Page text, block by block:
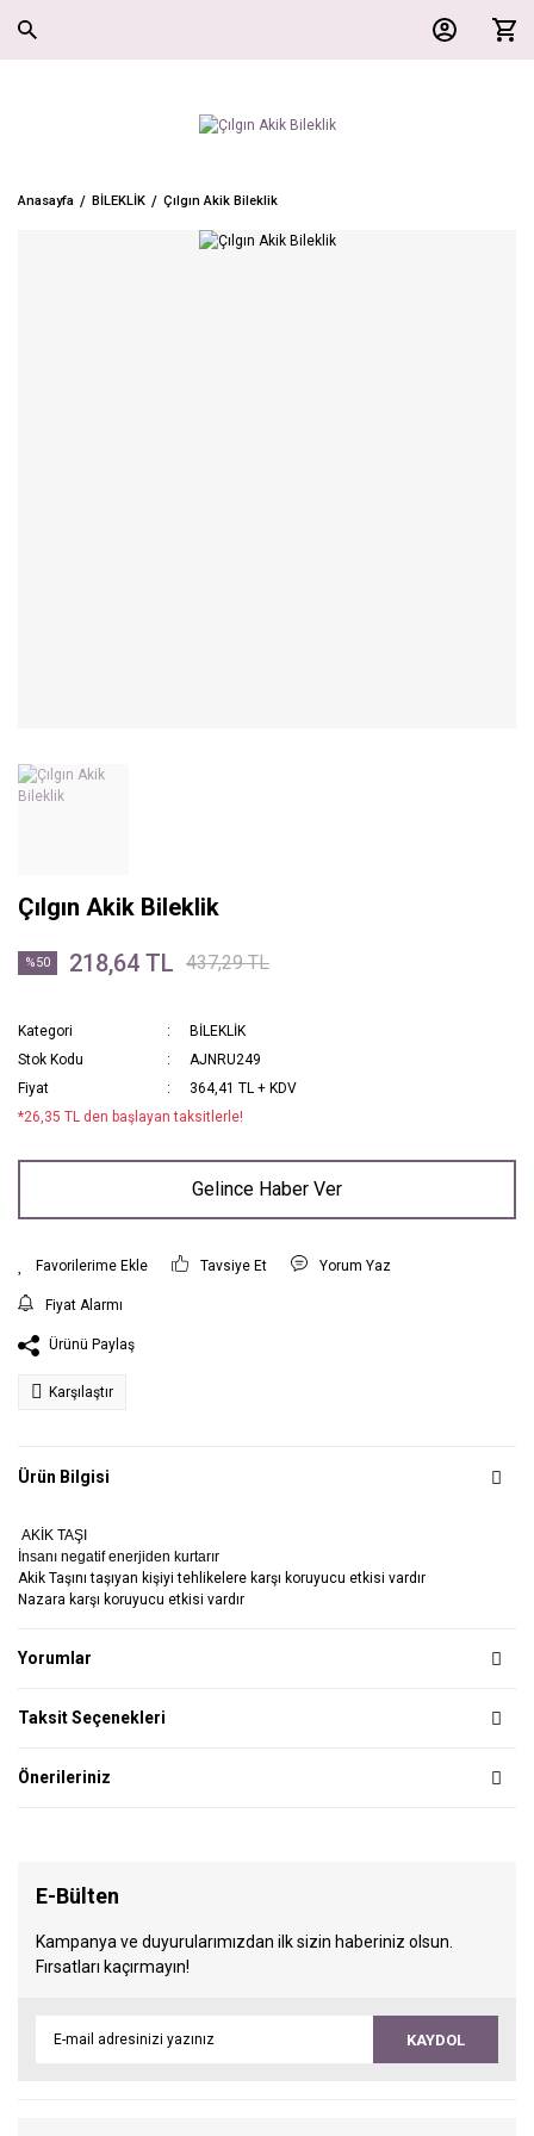
Anasayfa BİLEKLİK Çılgın Akik Bileklik
Çılgın Akik Bileklik
%50 218,64 TL 437,29 TL
Kategori
BİLEKLİK
Stok Kodu
AJNRU249
Fiyat
364,41 TL + KDV
*26,35 TL den başlayan taksitlerle!
Gelince Haber Ver
Tavsiye Et Yorum Yaz
Fiyat Alarmı
Ürünü Paylaş
Karşılaştır
Ürün Bilgisi
AKİK TAŞI
İnsanı negatif enerjiden kurtarır
Akik Taşını taşıyan kişiyi tehlikelere karşı koruyucu etkisi vardır
Nazara karşı koruyucu etkisi vardır
Yorumlar
Taksit Seçenekleri
Önerileriniz
E-Bülten
Kampanya ve duyurularımızdan ilk sizin haberiniz olsun.
Fırsatları kaçırmayın!
KAYDOL